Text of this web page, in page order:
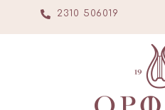
2310 506019